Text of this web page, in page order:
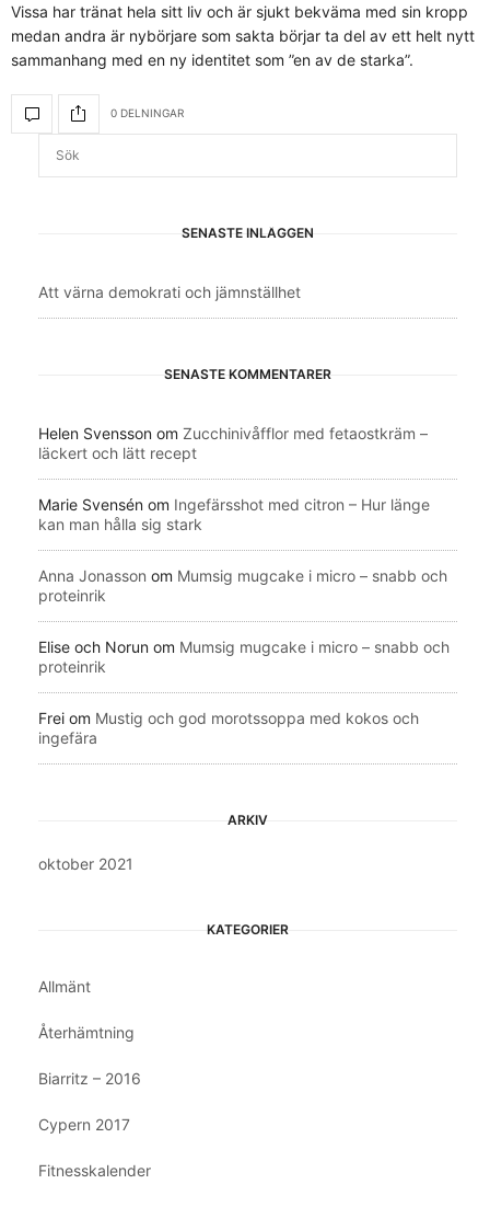
Vissa har tränat hela sitt liv och är sjukt bekväma med sin kropp
medan andra är nybörjare som sakta börjar ta del av ett helt nytt
sammanhang med en ny identitet som ”en av de starka”.
0 DELNINGAR
SENASTE INLÄGGEN
Att värna demokrati och jämnställhet
SENASTE KOMMENTARER
Helen Svensson om Zucchinivåfflor med fetaostkräm –
läckert och lätt recept
Marie Svensén om Ingefärsshot med citron – Hur länge
kan man hålla sig stark
Anna Jonasson om Mumsig mugcake i micro – snabb och
proteinrik
Elise och Norun om Mumsig mugcake i micro – snabb och
proteinrik
Frei om Mustig och god morotssoppa med kokos och
ingefära
ARKIV
oktober 2021
KATEGORIER
Allmänt
Återhämtning
Biarritz – 2016
Cypern 2017
Fitnesskalender